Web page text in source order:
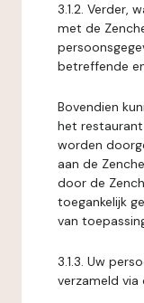
3.1.2. Verder,
met de
betreffende
Bovendien
het
worden
aan de
door de
toegankelijk
van
3.1.3. Uw
verzameld via